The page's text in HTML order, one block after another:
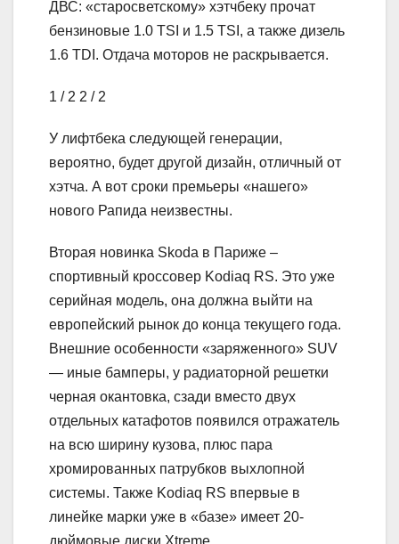
ДВС: «старосветскому» хэтчбеку прочат
бензиновые 1.0 TSI и 1.5 TSI, а также дизель
1.6 TDI. Отдача моторов не раскрывается.
1 / 2 2 / 2
У лифтбека следующей генерации,
вероятно, будет другой дизайн, отличный от
хэтча. А вот сроки премьеры «нашего»
нового Рапида неизвестны.
Вторая новинка Skoda в Париже –
спортивный кроссовер Kodiaq RS. Это уже
серийная модель, она должна выйти на
европейский рынок до конца текущего года.
Внешние особенности «заряженного» SUV
— иные бамперы, у радиаторной решетки
черная окантовка, сзади вместо двух
отдельных катафотов появился отражатель
на всю ширину кузова, плюс пара
хромированных патрубков выхлопной
системы. Также Kodiaq RS впервые в
линейке марки уже в «базе» имеет 20-
дюймовые диски Xtreme.